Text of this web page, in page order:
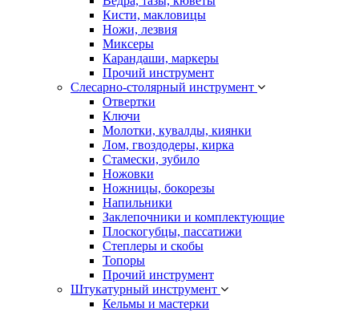
Кисти, макловицы
Ножи, лезвия
Миксеры
Карандаши, маркеры
Прочий инструмент
Слесарно-столярный инструмент
Отвертки
Ключи
Молотки, кувалды, киянки
Лом, гвоздодеры, кирка
Стамески, зубило
Ножовки
Ножницы, бокорезы
Напильники
Заклепочники и комплектующие
Плоскогубцы, пассатижи
Степлеры и скобы
Топоры
Прочий инструмент
Штукатурный инструмент
Кельмы и мастерки